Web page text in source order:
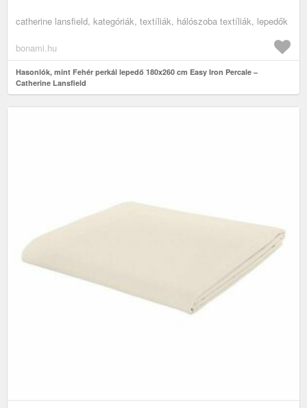
catherine lansfield, kategóriák, textíliák, hálószoba textíliák, lepedők
bonami.hu
Hasonlók, mint Fehér perkál lepedő 180x260 cm Easy Iron Percale –
Catherine Lansfield